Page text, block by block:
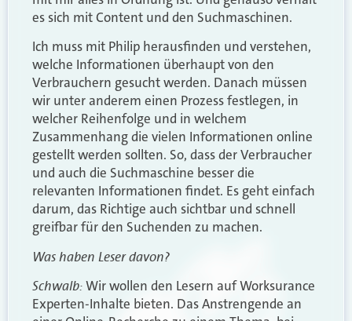
es sich mit Content und den Suchmaschinen.
Ich muss mit Philip herausfinden und verstehen,
welche Informationen überhaupt von den
Verbrauchern gesucht werden. Danach müssen
wir unter anderem einen Prozess festlegen, in
welcher Reihenfolge und in welchem
Zusammenhang die vielen Informationen online
gestellt werden sollten. So, dass der Verbraucher
und auch die Suchmaschine besser die
relevanten Informationen findet. Es geht einfach
darum, das Richtige auch sichtbar und schnell
greifbar für den Suchenden zu machen.
Was haben Leser davon?
Schwalb:Wir wollen den Lesern auf Worksurance
Experten-Inhalte bieten. Das Anstrengende an